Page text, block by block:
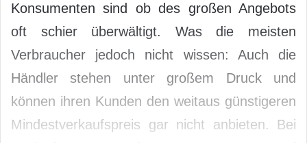
Konsumenten sind ob des großen Angebots
oft schier überwältigt. Was die meisten
Verbraucher jedoch nicht wissen: Auch die
Händler stehen unter großem Druck und
können ihren Kunden den weitaus günstigeren
Mindestverkaufspreis gar nicht anbieten. Bei